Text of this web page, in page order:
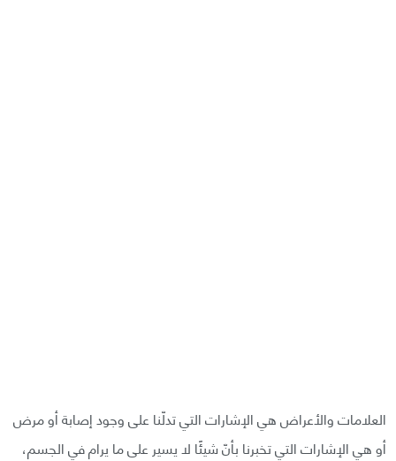
العلامات والأعراض هي الإشارات التي تدلّنا على وجود إصابة أو مرض
أو هي الإشارات التي تخبرنا بأنّ شيئًا لا يسير على ما يرام في الجسم،